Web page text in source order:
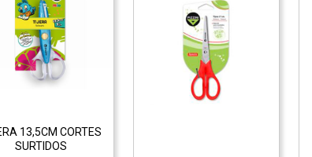
13,5CM CORTES
SURTIDOS